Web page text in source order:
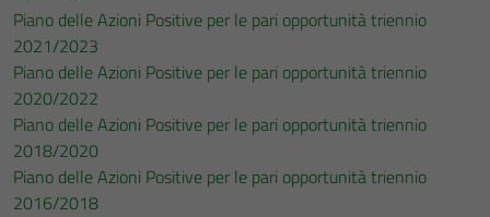
Piano delle Azioni Positive per le pari opportunità triennio
2021/2023
Piano delle Azioni Positive per le pari opportunità triennio
2020/2022
Piano delle Azioni Positive per le pari opportunità triennio
2018/2020
Piano delle Azioni Positive per le pari opportunità triennio
2016/2018